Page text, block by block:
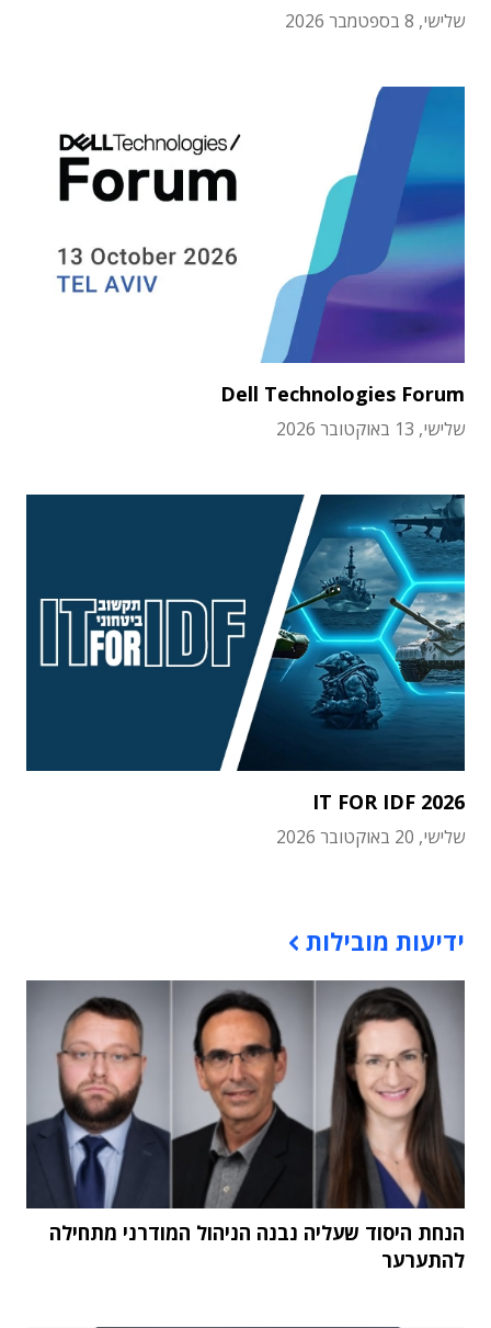
שלישי, 8 בספטמבר 2026
Dell Technologies Forum
שלישי, 13 באוקטובר 2026
IT FOR IDF 2026
שלישי, 20 באוקטובר 2026
ידיעות מובילות
הנחת היסוד שעליה נבנה הניהול המודרני מתחילה
להתערער